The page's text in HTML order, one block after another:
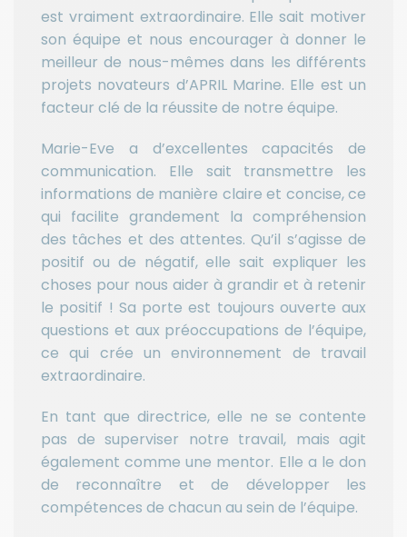
est vraiment extraordinaire. Elle sait motiver
son équipe et nous encourager à donner le
meilleur de nous-mêmes dans les différents
projets novateurs d’APRIL Marine. Elle est un
facteur clé de la réussite de notre équipe.
Marie-Eve a d’excellentes capacités de
communication. Elle sait transmettre les
informations de manière claire et concise, ce
qui facilite grandement la compréhension
des tâches et des attentes. Qu’il s’agisse de
positif ou de négatif, elle sait expliquer les
choses pour nous aider à grandir et à retenir
le positif ! Sa porte est toujours ouverte aux
questions et aux préoccupations de l’équipe,
ce qui crée un environnement de travail
extraordinaire.
En tant que directrice, elle ne se contente
pas de superviser notre travail, mais agit
également comme une mentor. Elle a le don
de reconnaître et de développer les
compétences de chacun au sein de l’équipe.